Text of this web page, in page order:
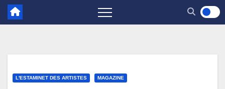
L'ESTAMINET DES ARTISTES MAGAZINE